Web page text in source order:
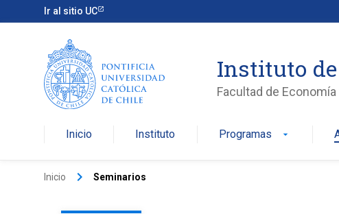
Ir al sitio UC
Instituto
Facultad de
Inicio Instituto Programas arrow_drop_down
Inicio keyboard_arrow_right Seminarios